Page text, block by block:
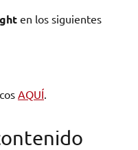
en los siguientes
AQUÍ